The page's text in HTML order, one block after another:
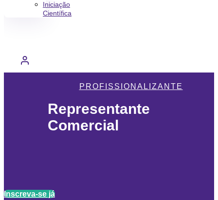
Iniciação
Científica
PROFISSIONALIZANTE
Representante
Comercial
Inscreva-se já